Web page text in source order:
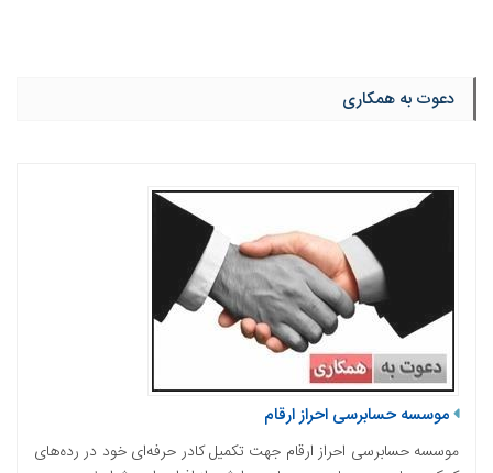
دعوت به همکاری
موسسه حسابرسی احراز ارقام
موسسه حسابرسی احراز ارقام جهت تکمیل کادر حرفه‌ای خود در رده‌های